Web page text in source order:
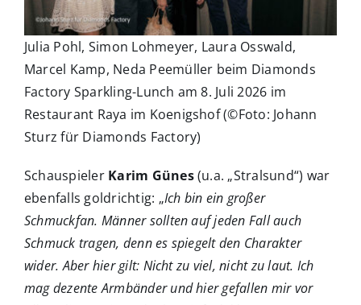
Julia Pohl, Simon Lohmeyer, Laura Osswald,
Marcel Kamp, Neda Peemüller beim Diamonds
Factory Sparkling-Lunch am 8. Juli 2026 im
Restaurant Raya im Koenigshof (©Foto: Johann
Sturz für Diamonds Factory)
Schauspieler Karim Günes(u.a. „Stralsund“) war
ebenfalls goldrichtig: „Ich bin ein großer
Schmuckfan. Männer sollten auf jeden Fall auch
Schmuck tragen, denn es spiegelt den Charakter
wider. Aber hier gilt: Nicht zu viel, nicht zu laut. Ich
mag dezente Armbänder und hier gefallen mir vor